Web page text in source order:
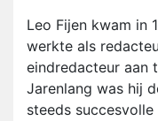
Leo Fijen kwam in
werkte als
eindredacteur aan
Jarenlang was hij
steeds